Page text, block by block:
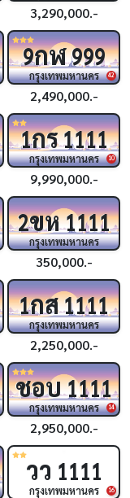
3,290,000.-
42
9กฬ999
กรุงเทพมหานคร
2,490,000.-
10
1กร1111
กรุงเทพมหานคร
9,990,000.-
2ขห1111
กรุงเทพมหานคร
350,000.-
1กส1111
กรุงเทพมหานคร
2,250,000.-
14
ชอบ1111
กรุงเทพมหานคร
2,950,000.-
16
วว 1111
กรุงเทพมหานคร